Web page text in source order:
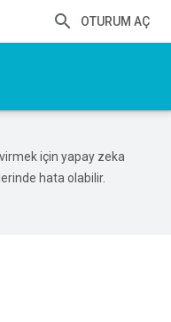
OTURUM AÇ
için yapay zeka
hata olabilir.